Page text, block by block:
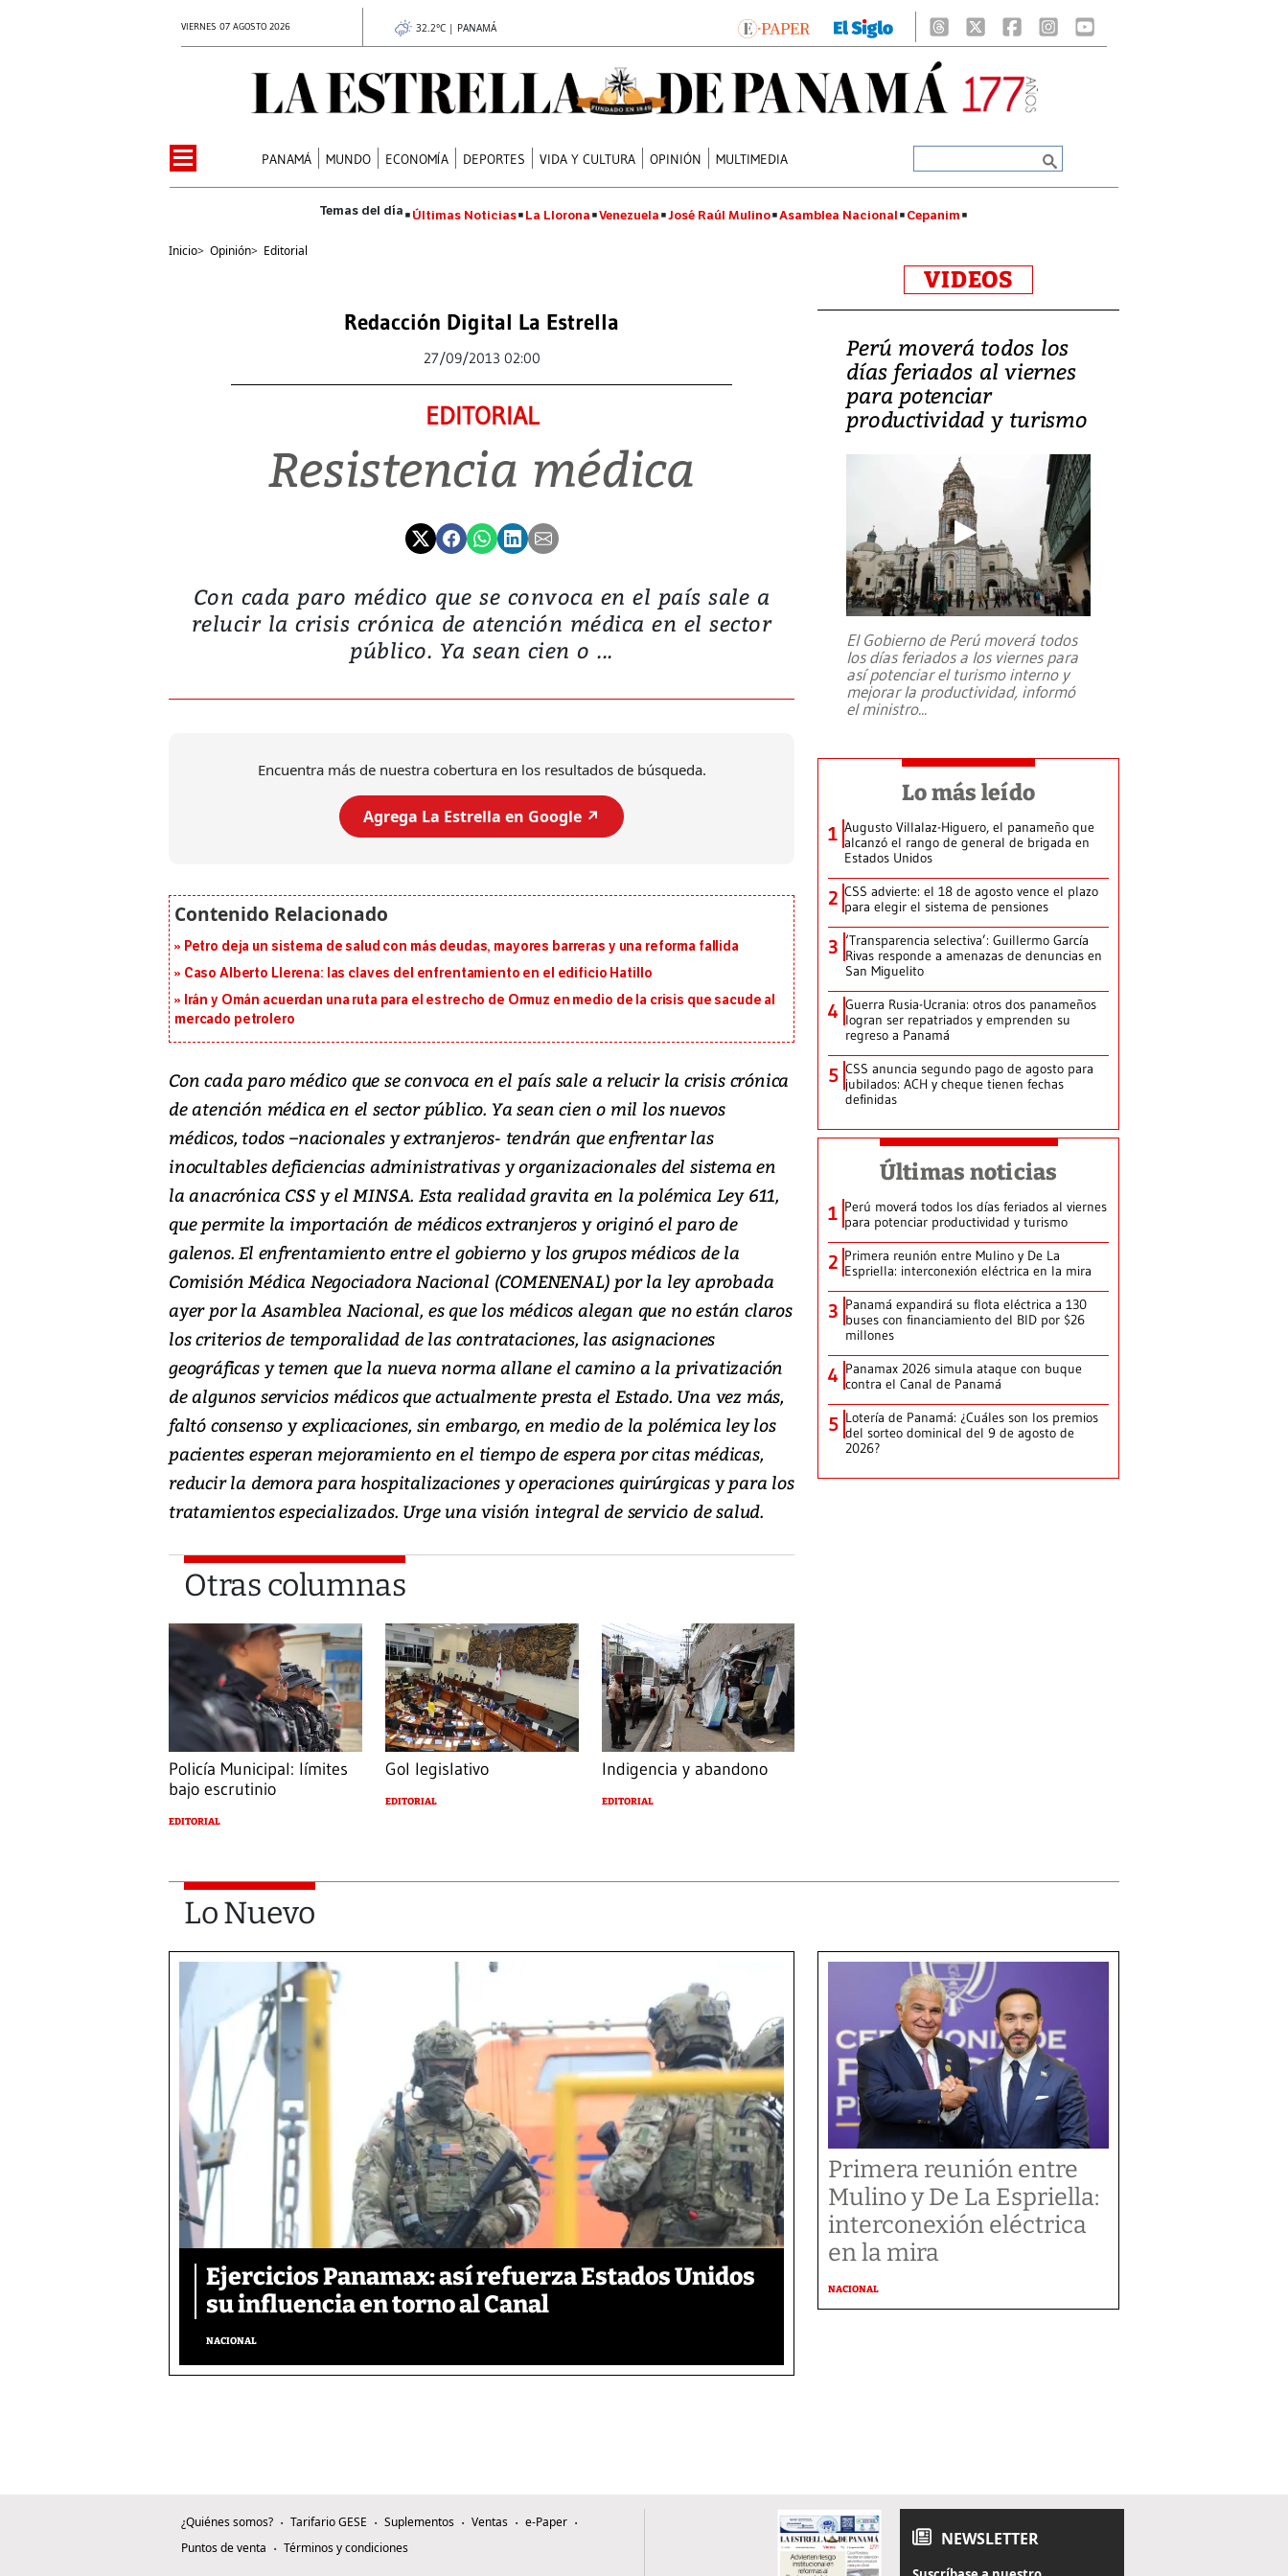
VIERNES 07 AGOSTO 2026 32.2°C | PANAMÁ
PANAMÁ MUNDO ECONOMÍA DEPORTES VIDA Y CULTURA OPINIÓN MULTIMEDIA
Últimas Noticias La Llorona Venezuela José Raúl Mulino Asamblea Nacional Cepanim
Inicio> Opinión> Editorial
Redacción Digital La Estrella
27/09/2013 02:00
EDITORIAL
Resistencia médica
Con cada paro médico que se convoca en el país sale a
relucir la crisis crónica de atención médica en el sector
público. Ya sean cien o ...
Encuentra más de nuestra cobertura en los resultados de búsqueda.
Agrega La Estrella en Google ↗️
Petro deja un sistema de salud con más deudas, mayores barreras y una reforma fallida
Caso Alberto Llerena: las claves del enfrentamiento en el edificio Hatillo
Irán y Omán acuerdan una ruta para el estrecho de Ormuz en medio de la crisis que sacude al
mercado petrolero
Con cada paro médico que se convoca en el país sale a relucir la crisis crónica
de atención médica en el sector público. Ya sean cien o mil los nuevos
médicos, todos –nacionales y extranjeros- tendrán que enfrentar las
inocultables deficiencias administrativas y organizacionales del sistema en
la anacrónica CSS y el MINSA. Esta realidad gravita en la polémica Ley 611,
que permite la importación de médicos extranjeros y originó el paro de
galenos. El enfrentamiento entre el gobierno y los grupos médicos de la
Comisión Médica Negociadora Nacional (COMENENAL) por la ley aprobada
ayer por la Asamblea Nacional, es que los médicos alegan que no están claros
los criterios de temporalidad de las contrataciones, las asignaciones
geográficas y temen que la nueva norma allane el camino a la privatización
de algunos servicios médicos que actualmente presta el Estado. Una vez más,
faltó consenso y explicaciones, sin embargo, en medio de la polémica ley los
pacientes esperan mejoramiento en el tiempo de espera por citas médicas,
reducir la demora para hospitalizaciones y operaciones quirúrgicas y para los
tratamientos especializados. Urge una visión integral de servicio de salud.
Otras columnas
Policía Municipal: límites
bajo escrutinio
EDITORIAL
Gol legislativo
EDITORIAL
Indigencia y abandono
EDITORIAL
VIDEOS
Perú moverá todos los
días feriados al viernes
para potenciar
productividad y turismo
El Gobierno de Perú moverá todos
los días feriados a los viernes para
así potenciar el turismo interno y
mejorar la productividad, informó
el ministro...
Lo más leído
1 Augusto Villalaz-Higuero, el panameño que
alcanzó el rango de general de brigada en
Estados Unidos
2 CSS advierte: el 18 de agosto vence el plazo
para elegir el sistema de pensiones
3 ‘Transparencia selectiva’: Guillermo García
Rivas responde a amenazas de denuncias en
San Miguelito
4 Guerra Rusia-Ucrania: otros dos panameños
logran ser repatriados y emprenden su
regreso a Panamá
5 CSS anuncia segundo pago de agosto para
jubilados: ACH y cheque tienen fechas
definidas
Últimas noticias
1 Perú moverá todos los días feriados al viernes
para potenciar productividad y turismo
2 Primera reunión entre Mulino y De La
Espriella: interconexión eléctrica en la mira
3 Panamá expandirá su flota eléctrica a 130
buses con financiamiento del BID por $26
millones
4 Panamax 2026 simula ataque con buque
contra el Canal de Panamá
5 Lotería de Panamá: ¿Cuáles son los premios
del sorteo dominical del 9 de agosto de
2026?
Lo Nuevo
Ejercicios Panamax: así refuerza Estados Unidos
su influencia en torno al Canal
NACIONAL
Primera reunión entre
Mulino y De La Espriella:
interconexión eléctrica
en la mira
NACIONAL
¿Quiénes somos? Tarifario GESE Suplementos Ventas
e-Paper
Puntos de venta
Términos y condiciones NEWSLETTER